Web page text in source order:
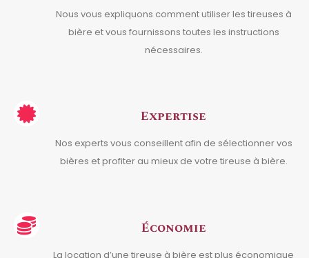
Nous vous expliquons comment utiliser les tireuses à
bière et vous fournissons toutes les instructions
nécessaires.
Expertise
Nos experts vous conseillent afin de sélectionner vos
bières et profiter au mieux de votre tireuse à bière.
Économie
La location d’une tireuse à bière est plus économique